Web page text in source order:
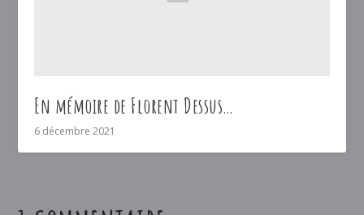
En mémoire de Florent Dessus…
6 décembre 2021